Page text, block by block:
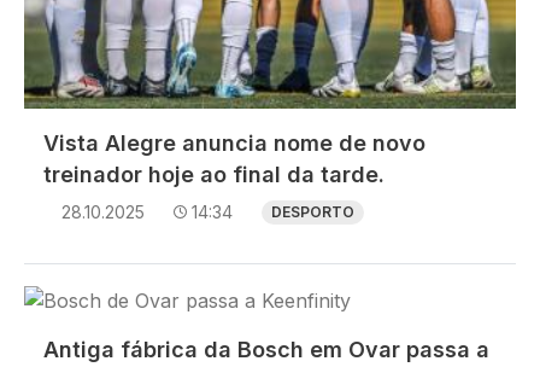
Vista Alegre anuncia nome de novo
treinador hoje ao final da tarde.
28.10.2025 14:34 DESPORTO
Imagem
Antiga fábrica da Bosch em Ovar passa a